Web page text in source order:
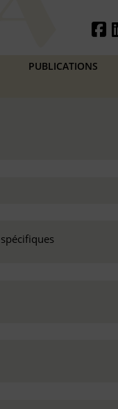
PUBLICATIONS